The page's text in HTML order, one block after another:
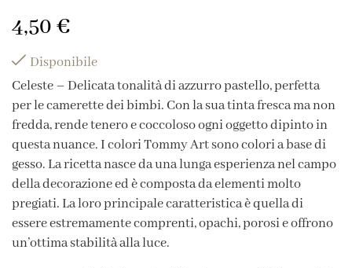
4,50 €
Disponibile
Celeste – Delicata tonalità di azzurro pastello, perfetta
per le camerette dei bimbi. Con la sua tinta fresca ma non
fredda, rende tenero e coccoloso ogni oggetto dipinto in
questa nuance. I colori Tommy Art sono colori a base di
gesso. La ricetta nasce da una lunga esperienza nel campo
della decorazione ed è composta da elementi molto
pregiati. La loro principale caratteristica è quella di
essere estremamente comprenti, opachi, porosi e offrono
un’ottima stabilità alla luce.